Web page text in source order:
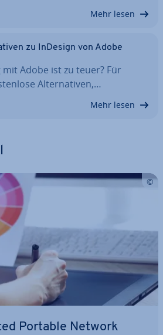
Mehr lesen
zu InDesign von Adobe
Adobe ist zu teuer? Für
Al­ter­na­ti­ven,…
Mehr lesen
Portable Network